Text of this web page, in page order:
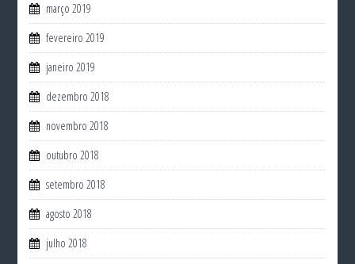
março 2019
fevereiro 2019
janeiro 2019
dezembro 2018
novembro 2018
outubro 2018
setembro 2018
agosto 2018
julho 2018